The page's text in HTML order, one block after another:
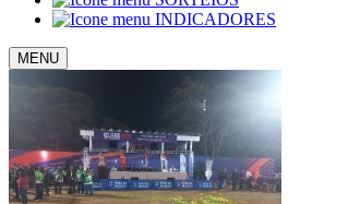
INDICADORES
MENU